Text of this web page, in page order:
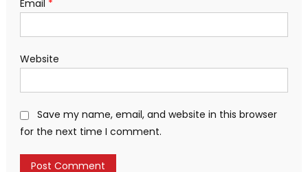
Email *
Website
Save my name, email, and website in this browser
for the next time I comment.